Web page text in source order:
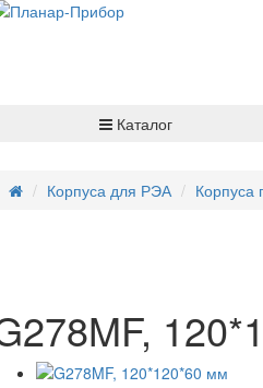
Каталог
Корпуса для РЭА Корпуса